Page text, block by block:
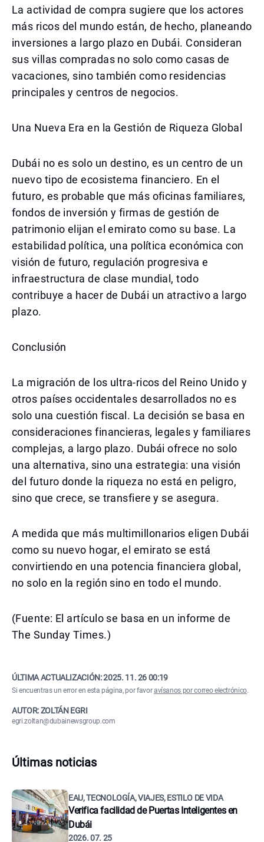
La actividad de compra sugiere que los actores
más ricos del mundo están, de hecho, planeando
inversiones a largo plazo en Dubái. Consideran
sus villas compradas no solo como casas de
vacaciones, sino también como residencias
principales y centros de negocios.
Una Nueva Era en la Gestión de Riqueza Global
Dubái no es solo un destino, es un centro de un
nuevo tipo de ecosistema financiero. En el
futuro, es probable que más oficinas familiares,
fondos de inversión y firmas de gestión de
patrimonio elijan el emirato como su base. La
estabilidad política, una política económica con
visión de futuro, regulación progresiva e
infraestructura de clase mundial, todo
contribuye a hacer de Dubái un atractivo a largo
plazo.
Conclusión
La migración de los ultra-ricos del Reino Unido y
otros países occidentales desarrollados no es
solo una cuestión fiscal. La decisión se basa en
consideraciones financieras, legales y familiares
complejas, a largo plazo. Dubái ofrece no solo
una alternativa, sino una estrategia: una visión
del futuro donde la riqueza no está en peligro,
sino que crece, se transfiere y se asegura.
A medida que más multimillonarios eligen Dubái
como su nuevo hogar, el emirato se está
convirtiendo en una potencia financiera global,
no solo en la región sino en todo el mundo.
(Fuente: El artículo se basa en un informe de
The Sunday Times.)
ÚLTIMA ACTUALIZACIÓN:2025. 11. 26 00:19
Si encuentras un error en esta página, por favoravísanos por correo electrónico.
AUTOR: ZOLTÁN EGRI
egri.zoltan@dubainewsgroup.com
Últimas noticias
EAU, TECNOLOGÍA, VIAJES, ESTILO DE VIDA
Verifica facilidad de Puertas Inteligentes en
Dubái
2026. 07. 25